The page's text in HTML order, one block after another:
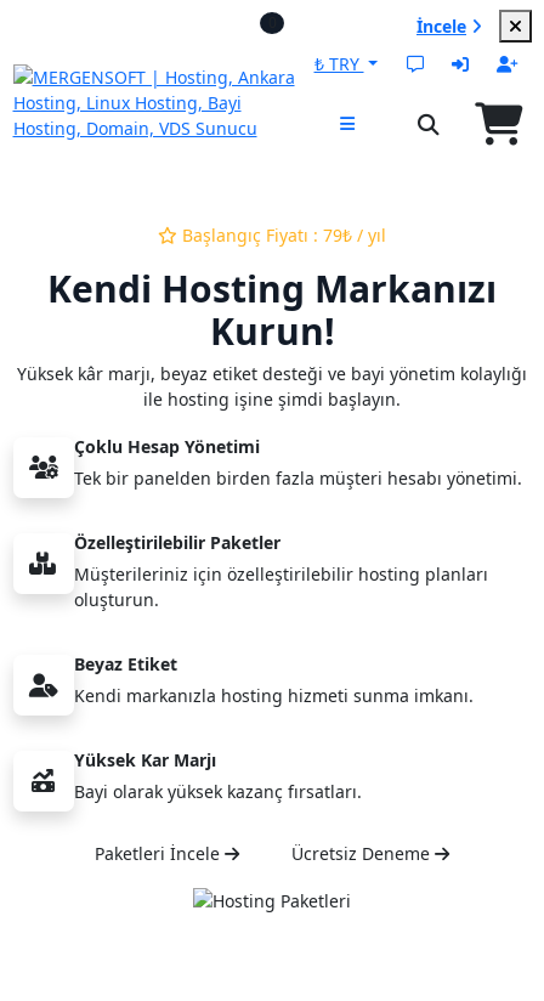
.com Alımlarında + Ücretsiz Elite Linux
İncele
₺ TRY
Başlangıç Fiyatı : 79₺ / yıl
Kendi Hosting Markanızı
Kurun!
Yüksek kâr marjı, beyaz etiket desteği ve bayi yönetim kolaylığı
ile hosting işine şimdi başlayın.
Çoklu Hesap Yönetimi
Tek bir panelden birden fazla müşteri hesabı yönetimi.
Özelleştirilebilir Paketler
Müşterileriniz için özelleştirilebilir hosting planları
oluşturun.
Beyaz Etiket
Kendi markanızla hosting hizmeti sunma imkanı.
Yüksek Kar Marjı
Bayi olarak yüksek kazanç fırsatları.
Paketleri İncele Ücretsiz Deneme